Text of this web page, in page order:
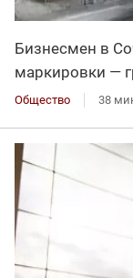
Бизнесмен в
маркировки —
Общество 38